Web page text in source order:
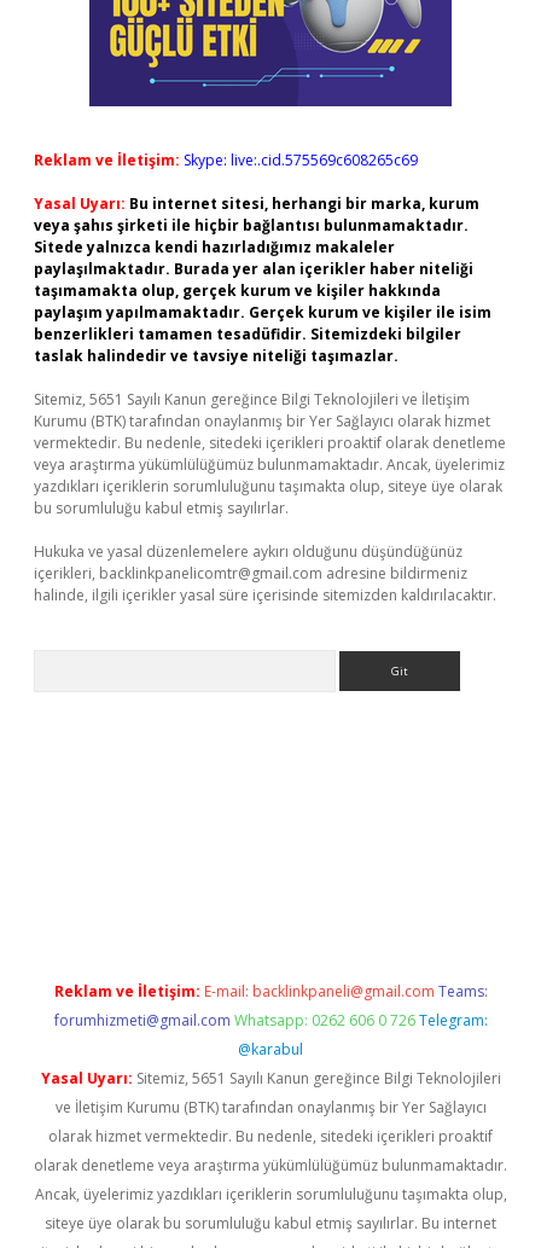
Reklam ve İletişim: Skype: live:.cid.575569c608265c69
Yasal Uyarı: Bu internet sitesi, herhangi bir marka, kurum
veya şahıs şirketi ile hiçbir bağlantısı bulunmamaktadır.
Sitede yalnızca kendi hazırladığımız makaleler
paylaşılmaktadır. Burada yer alan içerikler haber niteliği
taşımamakta olup, gerçek kurum ve kişiler hakkında
paylaşım yapılmamaktadır. Gerçek kurum ve kişiler ile isim
benzerlikleri tamamen tesadüfidir. Sitemizdeki bilgiler
taslak halindedir ve tavsiye niteliği taşımazlar.
Sitemiz, 5651 Sayılı Kanun gereğince Bilgi Teknolojileri ve İletişim
Kurumu (BTK) tarafından onaylanmış bir Yer Sağlayıcı olarak hizmet
vermektedir. Bu nedenle, sitedeki içerikleri proaktif olarak denetleme
veya araştırma yükümlülüğümüz bulunmamaktadır. Ancak, üyelerimiz
yazdıkları içeriklerin sorumluluğunu taşımakta olup, siteye üye olarak
bu sorumluluğu kabul etmiş sayılırlar.
Hukuka ve yasal düzenlemelere aykırı olduğunu düşündüğünüz
içerikleri, backlinkpanelicomtr@gmail.com adresine bildirmeniz
halinde, ilgili içerikler yasal süre içerisinde sitemizden kaldırılacaktır.
Reklam ve İletişim: E-mail: backlinkpaneli@gmail.com Teams:
forumhizmeti@gmail.com Whatsapp: 0262 606 0 726 Telegram:
@karabul
Yasal Uyarı: Sitemiz, 5651 Sayılı Kanun gereğince Bilgi Teknolojileri
ve İletişim Kurumu (BTK) tarafından onaylanmış bir Yer Sağlayıcı
olarak hizmet vermektedir. Bu nedenle, sitedeki içerikleri proaktif
olarak denetleme veya araştırma yükümlülüğümüz bulunmamaktadır.
Ancak, üyelerimiz yazdıkları içeriklerin sorumluluğunu taşımakta olup,
siteye üye olarak bu sorumluluğu kabul etmiş sayılırlar. Bu internet